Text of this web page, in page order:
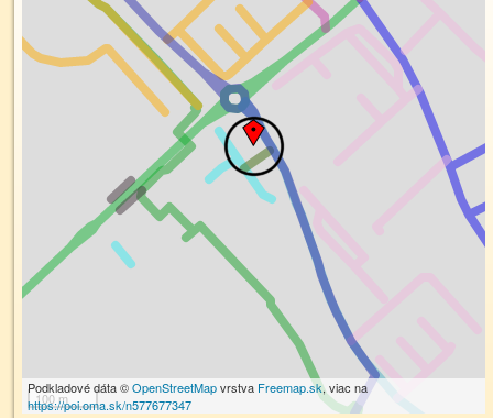
100 m
Podkladové dáta ©OpenStreetMapvrstva Freemap.sk, viac na
https://poi.oma.sk/n577677347